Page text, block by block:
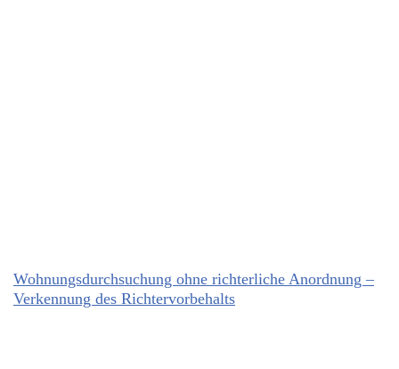
Wohnungsdurchsuchung ohne richterliche Anordnung –
Verkennung des Richtervorbehalts